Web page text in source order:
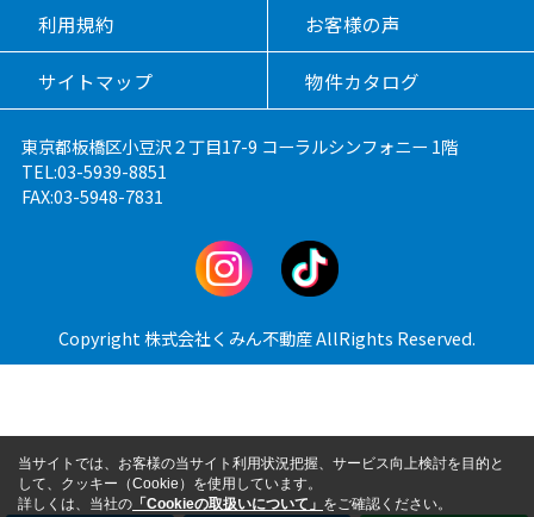
利用規約 お客様の声
サイトマップ 物件カタログ
東京都板橋区小豆沢２丁目17-9 コーラルシンフォニー 1階
TEL:03-5939-8851
FAX:03-5948-7831
Copyright 株式会社くみん不動産 AllRights Reserved.
当サイトでは、お客様の当サイト利用状況把握、サービス向上検討を目的と
して、クッキー（Cookie）を使用しています。
詳しくは、当社の 「Cookieの取扱いについて」 をご確認ください。